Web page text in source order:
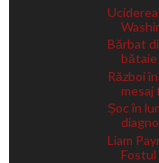
Bărbat
bătaie
Război
mesaj
Șoc în
Liam
Fostul